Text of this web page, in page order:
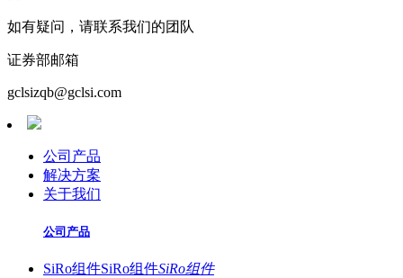
如有疑问，请联系我们的团队
证券部邮箱
gclsizqb@gclsi.com
公司产品
解决方案
关于我们
公司产品
SiRo组件SiRo组件SiRo组件